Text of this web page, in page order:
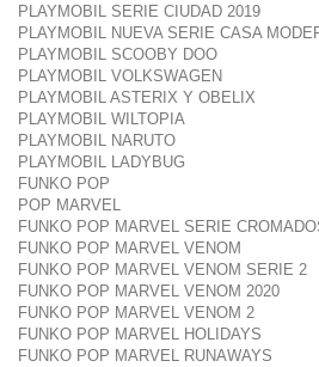
PLAYMOBIL SERIE CIUDAD 2019
PLAYMOBIL NUEVA SERIE CASA
PLAYMOBIL SCOOBY DOO
PLAYMOBIL VOLKSWAGEN
PLAYMOBIL ASTERIX Y OBELIX
PLAYMOBIL WILTOPIA
PLAYMOBIL NARUTO
PLAYMOBIL LADYBUG
FUNKO POP
POP MARVEL
FUNKO POP MARVEL SERIE
FUNKO POP MARVEL VENOM
FUNKO POP MARVEL VENOM SERIE 2
FUNKO POP MARVEL VENOM 2020
FUNKO POP MARVEL VENOM 2
FUNKO POP MARVEL HOLIDAYS
FUNKO POP MARVEL RUNAWAYS